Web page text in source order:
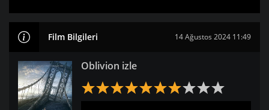
Film Bilgileri 14 Ağustos 2024 11:49
Oblivion izle